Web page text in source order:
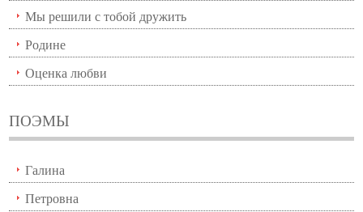
Мы решили с тобой дружить
Родине
Оценка любви
ПОЭМЫ
Галина
Петровна